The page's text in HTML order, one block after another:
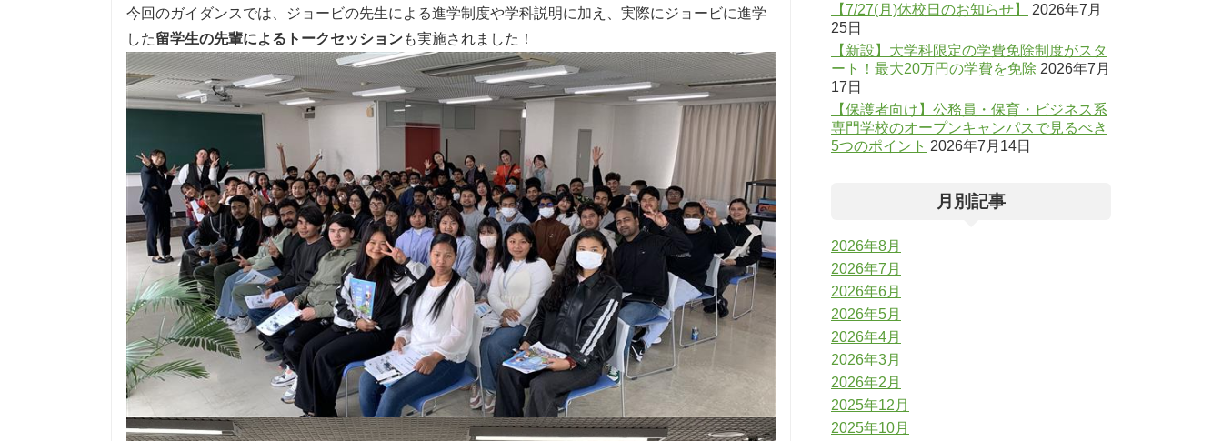
今回のガイダンスでは、ジョービの先生による進学制度や学科説明に加え、実際にジョービに進学
した留学生の先輩によるトークセッションも実施されました！
【7/27(月)休校日のお知らせ】
2026年7月
25日
【新設】大学科限定の学費免除制度がスタ
ート！最大20万円の学費を免除 2026年7月
17日
【保護者向け】公務員・保育・ビジネス系
専門学校のオープンキャンパスで見るべき
5つのポイント 2026年7月14日
月別記事
2026年8月
2026年7月
2026年6月
2026年5月
2026年4月
2026年3月
2026年2月
2025年12月
2025年10月